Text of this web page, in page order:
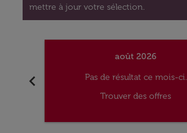
mettre à jour votre sélection.
chevron_left
août 2026
Pas de résultat ce mois-ci.
Trouver des offres